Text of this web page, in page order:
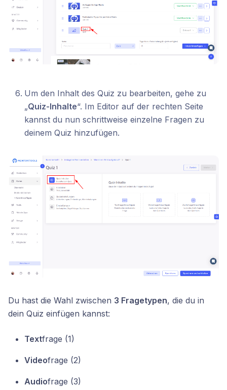
Um den Inhalt des Quiz zu bearbeiten, gehe zu
„Quiz-Inhalte“. Im Editor auf der rechten Seite
kannst du nun schrittweise einzelne Fragen zu
deinem Quiz hinzufügen.
Du hast die Wahl zwischen 3 Fragetypen, die du in
dein Quiz einfügen kannst:
Textfrage (1)
Videofrage (2)
Audiofrage (3)